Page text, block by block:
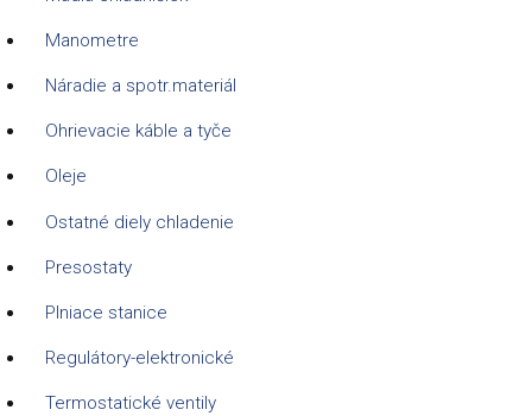
Manometre
Náradie a spotr.materiál
Ohrievacie káble a tyče
Oleje
Ostatné diely chladenie
Presostaty
Plniace stanice
Regulátory-elektronické
Termostatické ventily